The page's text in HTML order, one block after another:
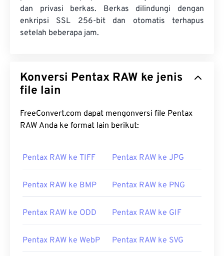
dan privasi berkas. Berkas dilindungi dengan
enkripsi SSL 256-bit dan otomatis terhapus
setelah beberapa jam.
Konversi Pentax RAW ke jenis
file lain
FreeConvert.com dapat mengonversi file Pentax
RAW Anda ke format lain berikut:
Pentax RAW ke TIFF Pentax RAW ke JPG
Pentax RAW ke BMP Pentax RAW ke PNG
Pentax RAW ke ODD Pentax RAW ke GIF
Pentax RAW ke WebP Pentax RAW ke SVG